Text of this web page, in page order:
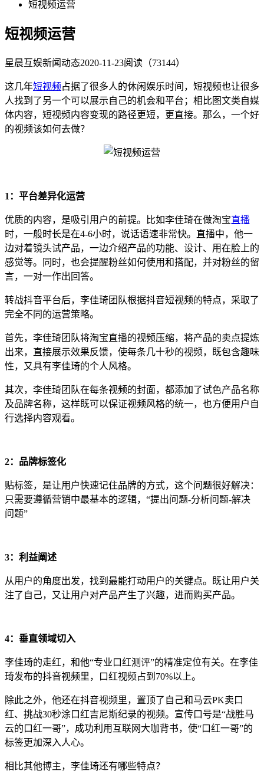
短视频运营
短视频运营
星晨互娱新闻动态2020-11-23阅读（73144）
这几年短视频占据了很多人的休闲娱乐时间，短视频也让很多
人找到了另一个可以展示自己的机会和平台；相比图文类自媒
体内容，短视频内容变现的路径更短，更直接。那么，一个好
的视频该如何去做？
1：平台差异化运营
优质的内容，是吸引用户的前提。比如李佳琦在做淘宝直播
时，一般时长是在4-6小时，说话语速非常快。直播中，他一
边对着镜头试产品，一边介绍产品的功能、设计、用在脸上的
感觉等。同时，也会提醒粉丝如何使用和搭配，并对粉丝的留
言，一对一作出回答。
转战抖音平台后，李佳琦团队根据抖音短视频的特点，采取了
完全不同的运营策略。
首先，李佳琦团队将淘宝直播的视频压缩，将产品的卖点提炼
出来，直接展示效果反馈，使每条几十秒的视频，既包含趣味
性，又具有李佳琦的个人风格。
其次，李佳琦团队在每条视频的封面，都添加了试色产品名称
及品牌名称，这样既可以保证视频风格的统一，也方便用户自
行选择内容观看。
2：品牌标签化
贴标签，是让用户快速记住品牌的方式，这个问题很好解决：
只需要遵循营销中最基本的逻辑，“提出问题-分析问题-解决
问题”
3：利益阐述
从用户的角度出发，找到最能打动用户的关键点。既让用户关
注了自己，又让用户对产品产生了兴趣，进而购买产品。
4：垂直领域切入
李佳琦的走红，和他“专业口红测评”的精准定位有关。在李佳
琦发布的抖音视频里，口红视频占到70%以上。
除此之外，他还在抖音视频里，置顶了自己和马云PK卖口
红、挑战30秒涂口红吉尼斯纪录的视频。宣传口号是“战胜马
云的口红一哥”，成功利用互联网大咖背书，使“口红一哥”的
标签更加深入人心。
相比其他博主，李佳琦还有哪些特点？